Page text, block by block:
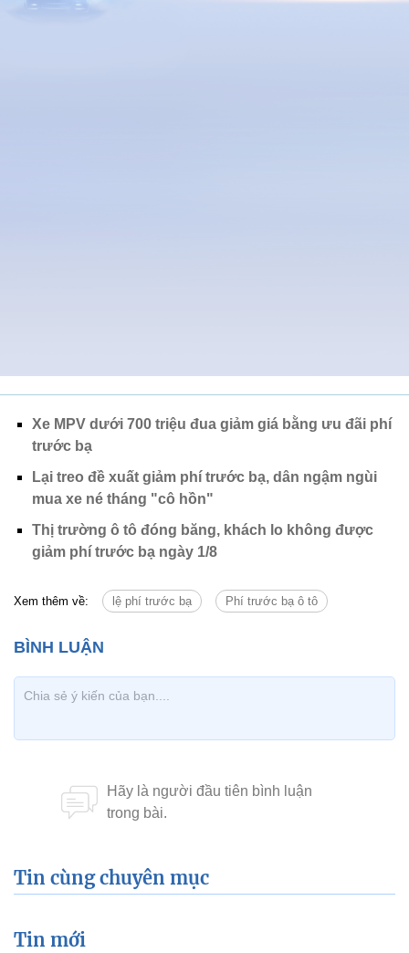
Xe MPV dưới 700 triệu đua giảm giá bằng ưu đãi phí
trước bạ
Lại treo đề xuất giảm phí trước bạ, dân ngậm ngùi
mua xe né tháng "cô hồn"
Thị trường ô tô đóng băng, khách lo không được
giảm phí trước bạ ngày 1/8
Xem thêm về: lệ phí trước bạ Phí trước bạ ô tô
Tin cùng chuyên mục
Tin mới